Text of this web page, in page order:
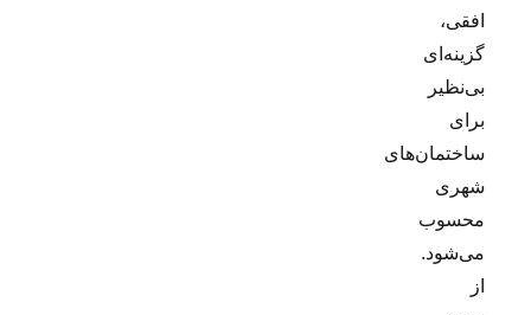
افقی،
گزینه‌ای
بی‌نظیر
برای
ساختمان‌های
شهری
محسوب
می‌شود.
از